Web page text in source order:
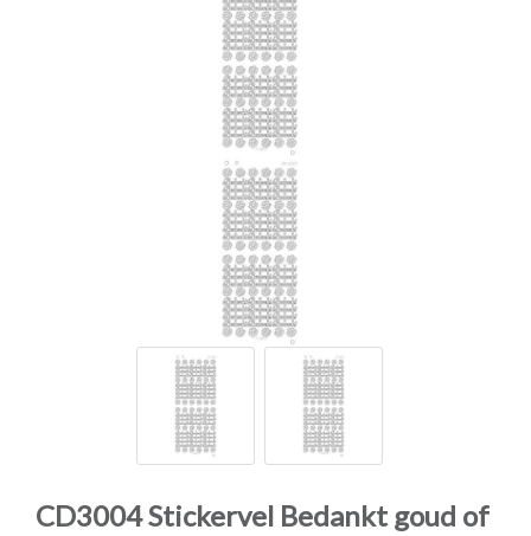
CD3004 Stickervel Bedankt goud of